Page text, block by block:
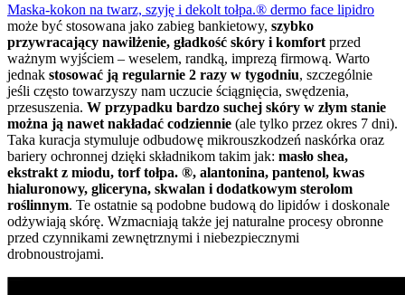
Maska-kokon na twarz, szyję i dekolt tołpa.® dermo face lipidro
może być stosowana jako zabieg bankietowy, szybko
przywracający nawilżenie, gładkość skóry i komfort przed
ważnym wyjściem – weselem, randką, imprezą firmową. Warto
jednak stosować ją regularnie 2 razy w tygodniu, szczególnie
jeśli często towarzyszy nam uczucie ściągnięcia, swędzenia,
przesuszenia. W przypadku bardzo suchej skóry w złym stanie
można ją nawet nakładać codziennie (ale tylko przez okres 7 dni).
Taka kuracja stymuluje odbudowę mikrouszkodzeń naskórka oraz
bariery ochronnej dzięki składnikom takim jak: masło shea,
ekstrakt z miodu, torf tołpa. ®, alantonina, pantenol, kwas
hialuronowy, gliceryna, skwalan i dodatkowym sterolom
roślinnym. Te ostatnie są podobne budową do lipidów i doskonale
odżywiają skórę. Wzmacniają także jej naturalne procesy obronne
przed czynnikami zewnętrznymi i niebezpiecznymi
drobnoustrojami.